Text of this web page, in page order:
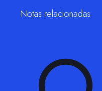
Notas relacionadas